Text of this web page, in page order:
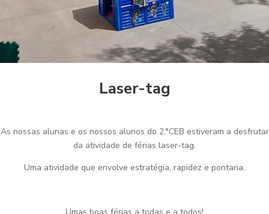
Laser-tag
As nossas alunas e os nossos alunos do 2.°CEB estiveram a desfrutar
da atividade de férias laser-tag.
Uma atividade que envolve estratégia, rapidez e pontaria.